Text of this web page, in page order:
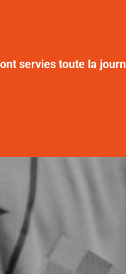
servies toute la